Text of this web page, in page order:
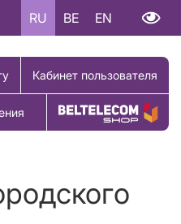
RU BE EN
Кабинет пользователя
Купить товар